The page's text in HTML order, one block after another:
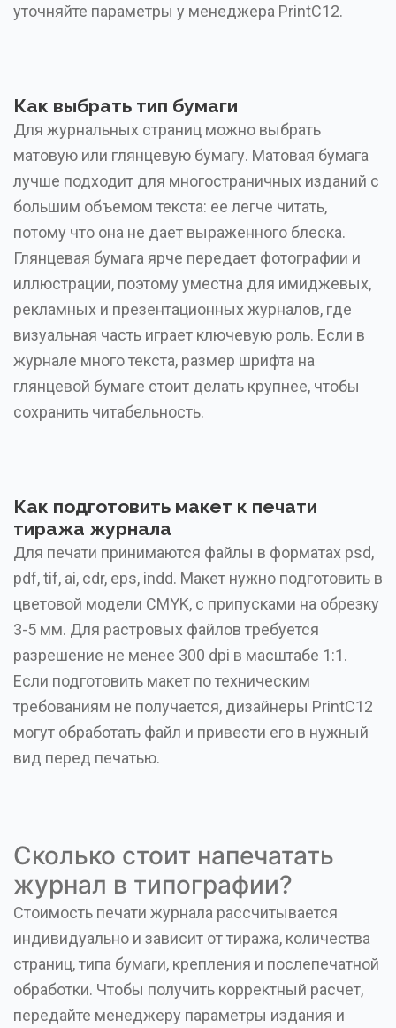
уточняйте параметры у менеджера PrintC12.
Как выбрать тип бумаги
Для журнальных страниц можно выбрать
матовую или глянцевую бумагу. Матовая бумага
лучше подходит для многостраничных изданий с
большим объемом текста: ее легче читать,
потому что она не дает выраженного блеска.
Глянцевая бумага ярче передает фотографии и
иллюстрации, поэтому уместна для имиджевых,
рекламных и презентационных журналов, где
визуальная часть играет ключевую роль. Если в
журнале много текста, размер шрифта на
глянцевой бумаге стоит делать крупнее, чтобы
сохранить читабельность.
Как подготовить макет к печати
тиража журнала
Для печати принимаются файлы в форматах psd,
pdf, tif, ai, cdr, eps, indd. Макет нужно подготовить в
цветовой модели CMYK, с припусками на обрезку
3-5 мм. Для растровых файлов требуется
разрешение не менее 300 dpi в масштабе 1:1.
Если подготовить макет по техническим
требованиям не получается, дизайнеры PrintC12
могут обработать файл и привести его в нужный
вид перед печатью.
Сколько стоит напечатать
журнал в типографии?
Стоимость печати журнала рассчитывается
индивидуально и зависит от тиража, количества
страниц, типа бумаги, крепления и послепечатной
обработки. Чтобы получить корректный расчет,
передайте менеджеру параметры издания и